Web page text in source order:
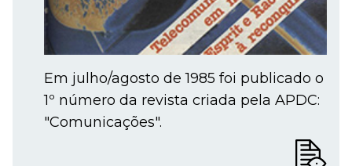
Em julho/agosto de 1985 foi publicado o
1º número da revista criada pela APDC:
"Comunicações".